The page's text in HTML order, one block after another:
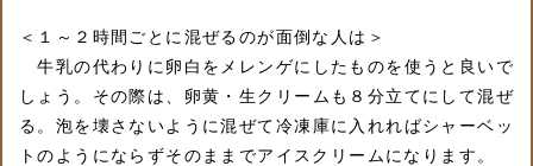
＜１～２時間ごとに混ぜるのが面倒な人は＞
牛乳の代わりに卵白をメレンゲにしたものを使うと良いで
しょう。その際は、卵黄・生クリームも８分立てにして混ぜ
る。泡を壊さないように混ぜて冷凍庫に入れればシャーベッ
トのようにならずそのままでアイスクリームになります。